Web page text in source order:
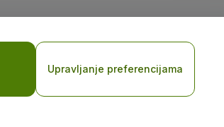
Upravljanje preferencijama